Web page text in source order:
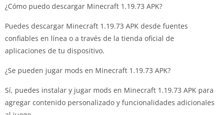
¿Cómo puedo descargar Minecraft 1.19.73 APK?
Puedes descargar Minecraft 1.19.73 APK desde fuentes
confiables en línea o a través de la tienda oficial de
aplicaciones de tu dispositivo.
¿Se pueden jugar mods en Minecraft 1.19.73 APK?
Sí, puedes instalar y jugar mods en Minecraft 1.19.73 APK para
agregar contenido personalizado y funcionalidades adicionales